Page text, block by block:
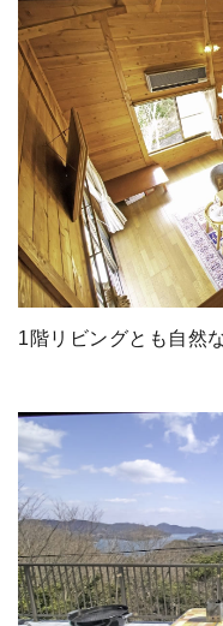
1階リビングとも自然